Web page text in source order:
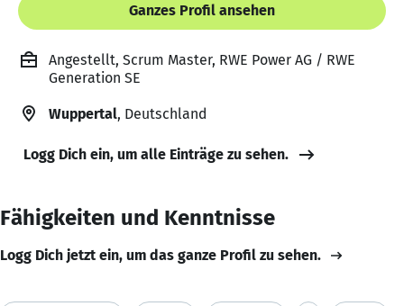
Ganzes Profil ansehen
Angestellt, Scrum Master, RWE Power AG / RWE
Generation SE
Wuppertal, Deutschland
Logg Dich ein, um alle Einträge zu sehen.
Fähigkeiten und Kenntnisse
Logg Dich jetzt ein, um das ganze Profil zu sehen.